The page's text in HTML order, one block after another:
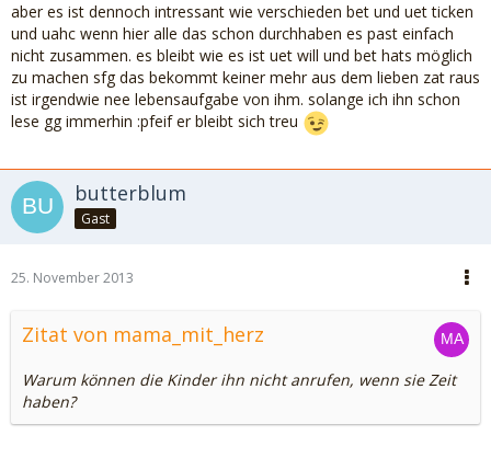
aber es ist dennoch intressant wie verschieden bet und uet ticken
und uahc wenn hier alle das schon durchhaben es past einfach
nicht zusammen. es bleibt wie es ist uet will und bet hats möglich
zu machen sfg das bekommt keiner mehr aus dem lieben zat raus
ist irgendwie nee lebensaufgabe von ihm. solange ich ihn schon
lese gg immerhin :pfeif er bleibt sich treu
butterblum
Gast
25. November 2013
Zitat von mama_mit_herz
Warum können die Kinder ihn nicht anrufen, wenn sie Zeit
haben?